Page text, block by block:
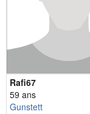
Rafi67
59 ans
Gunstett